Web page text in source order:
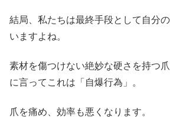
結局、私たちは最終手段として自分
いますよね。
素材を傷つけない絶妙な硬さを持つ
に言ってこれは「自爆行為」。
爪を痛め、効率も悪くなります。